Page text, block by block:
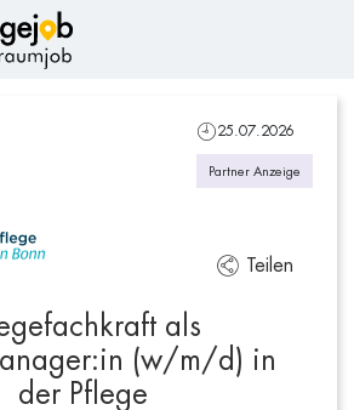
als
(w/m/d) in
der Pflege
25.07.2026
Partner Anzeige
Teilen